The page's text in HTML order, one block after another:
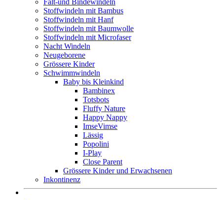
Stoffwindeln mit Bambus
Stoffwindeln mit Hanf
Stoffwindeln mit Baumwolle
Stoffwindeln mit Microfaser
Nacht Windeln
Neugeborene
Grössere Kinder
Schwimmwindeln
Baby bis Kleinkind
Bambinex
Totsbots
Fluffy Nature
Happy Nappy
ImseVimse
Lässig
Popolini
I-Play
Close Parent
Grössere Kinder und Erwachsenen
Inkontinenz